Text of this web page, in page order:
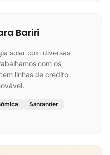
Bariri
solar com diversas
com os
linhas de crédito
Santander